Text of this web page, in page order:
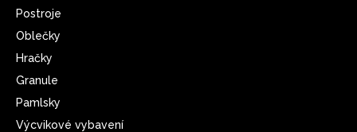
Postroje
Oblečky
Hračky
Granule
Pamlsky
Výcvikové vybavení